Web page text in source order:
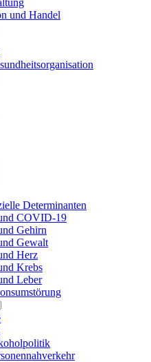
und Handel
Determinanten
COVID-19
Gehirn
Gewalt
Herz
Krebs
Leber